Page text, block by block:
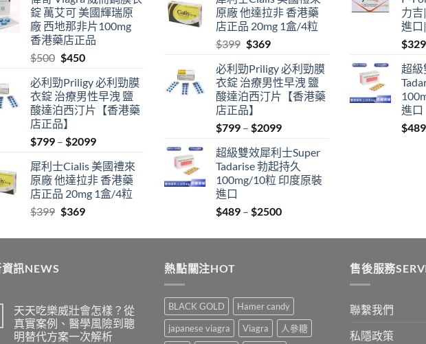
through
$2500
錠 萬艾可 美國輝瑞原
廠 西地那非片100mg
香港藥店正品
$500 Original
was:
$500.
$450Current
is:
$450.
必利勁Priligy 必利勁膜
衣錠 治療男性早洩 鹽
酸達泊西汀片【香港藥
店正品】
$799 – $2099Price
$799
through
$2099
犀利士Cialis 美國禮來
原廠 他達拉非 香港藥
店正品 20mg 1盒/4粒
$399 Original
was:
$369Current
is:
$500.$450.
原廠 他達拉非 香港藥
店正品 20mg 1盒/4粒
$399 Original
was:
$399.
$369Current
is:
$369.
必利勁Priligy 必利勁膜
衣錠 治療男性早洩 鹽
酸達泊西汀片【香港藥
店正品】
$799 – $2099Price
$799
through
$2099
超級雙效犀利士Super
Tadarise 勃起持久
100mg/10粒 印度原裝
進口
$489 – $2500Price
$489
力
進口
$329
超級
進口
$489
訊NEWS
天天吃樂威壯會怎樣？從
真實案例、醫學風險到聰
明替代方案一次解析
熱點關注HOT
BLACK GOLD
Hamer candy
japanese viagra
Viagra
人參糖
售後服務
聯繫我們
私隱政策